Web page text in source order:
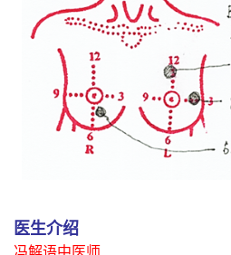
医生介绍
冯解语中医师